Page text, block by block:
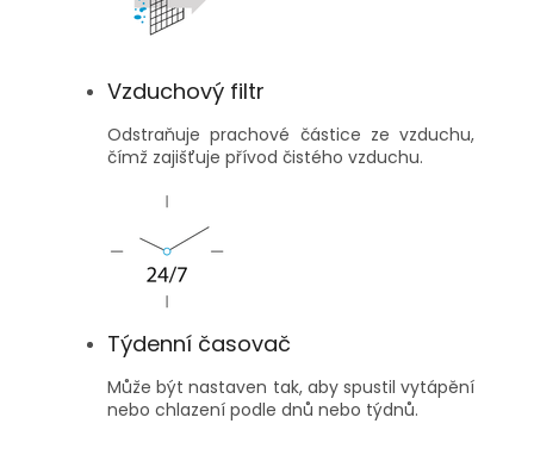
Vzduchový filtr
Odstraňuje prachové částice ze vzduchu,
čímž zajišťuje přívod čistého vzduchu.
Týdenní časovač
Může být nastaven tak, aby spustil vytápění
nebo chlazení podle dnů nebo týdnů.